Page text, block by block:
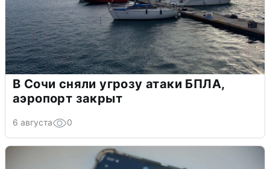
В Сочи сняли угрозу атаки БПЛА,
аэропорт закрыт
6 августа 0